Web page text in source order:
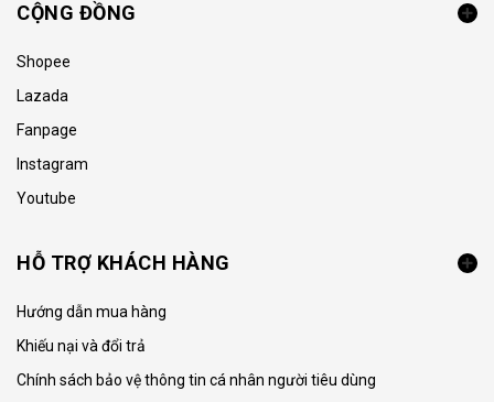
CỘNG ĐỒNG
Shopee
Lazada
Fanpage
Instagram
Youtube
HỖ TRỢ KHÁCH HÀNG
Hướng dẫn mua hàng
Khiếu nại và đổi trả
Chính sách bảo vệ thông tin cá nhân người tiêu dùng